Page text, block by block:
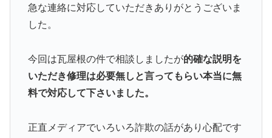
急な連絡に対応していただきありがとうございま
した。
今回は瓦屋根の件で相談しましたが的確な説明を
いただき修理は必要無しと言ってもらい本当に無
料で対応して下さいました。
正直メディアでいろいろ詐欺の話があり心配です